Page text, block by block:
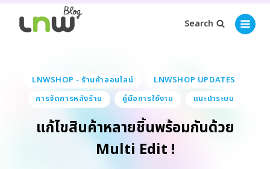
Search
LNWSHOP - ร้านค้าออนไลน์
LNWSHOP UPDATES
การจัดการหลังร้าน
คู่มือการใช้งาน แนะนำระบบ
แก้ไขสินค้าหลายชิ้นพร้อมกันด้วย
Multi Edit !